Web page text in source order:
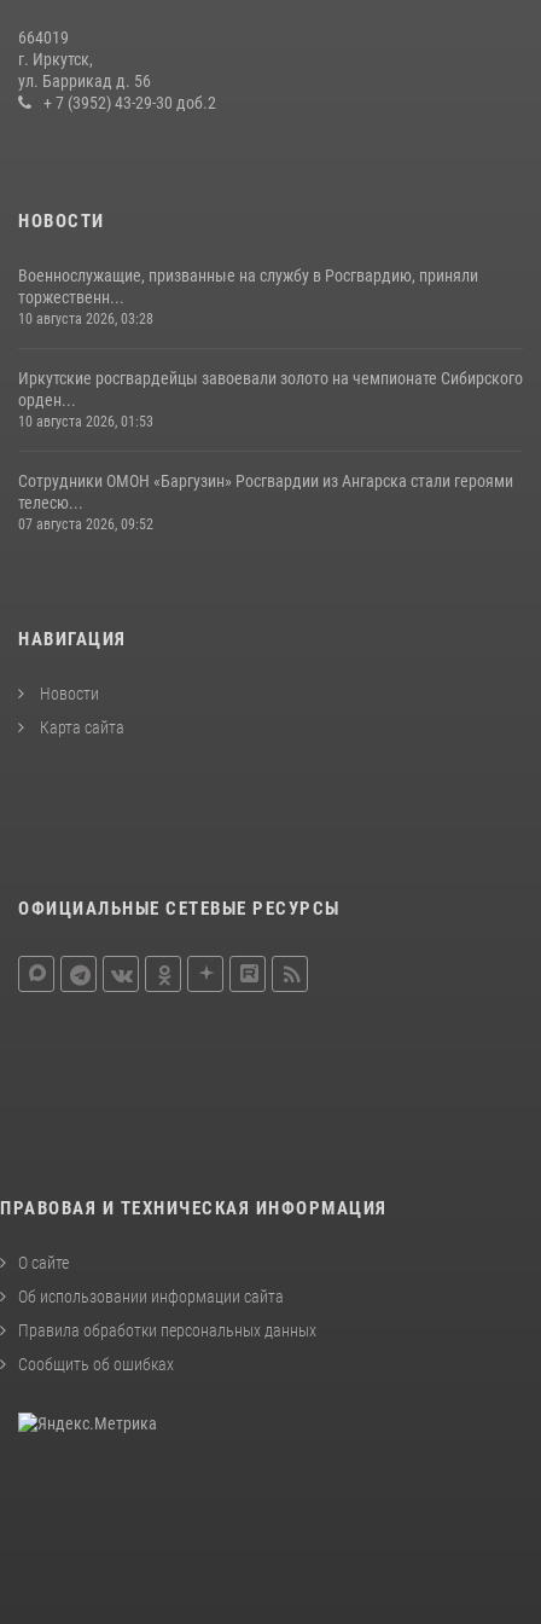
Сотрудники СОБР «Байкал» Росгвардии отработали ликвидацию
условных диверсионных групп в различных условиях местности
664019
г. Иркутск,
ул. Баррикад д. 56
+ 7 (3952) 43-29-30 доб.2
НОВОСТИ
Военнослужащие, призванные на службу в Росгвардию, приняли
торжественн...
10 августа 2026, 03:28
Иркутские росгвардейцы завоевали золото на чемпионате Сибирского
орден...
10 августа 2026, 01:53
Сотрудники ОМОН «Баргузин» Росгвардии из Ангарска стали героями
телесю...
07 августа 2026, 09:52
НАВИГАЦИЯ
Новости
Карта сайта
ОФИЦИАЛЬНЫЕ СЕТЕВЫЕ РЕСУРСЫ
ПРАВОВАЯ И ТЕХНИЧЕСКАЯ ИНФОРМАЦИЯ
О сайте
Об использовании информации сайта
Правила обработки персональных данных
Сообщить об ошибках